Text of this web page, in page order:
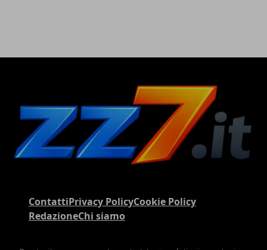
ContattiPrivacy PolicyCookie Policy
RedazioneChi siamo